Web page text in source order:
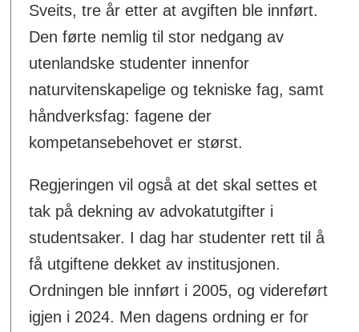
Sveits, tre år etter at avgiften ble innført.
Den førte nemlig til stor nedgang av
utenlandske studenter innenfor
naturvitenskapelige og tekniske fag, samt
håndverksfag: fagene der
kompetansebehovet er størst.
Regjeringen vil også at det skal settes et
tak på dekning av advokatutgifter i
studentsaker. I dag har studenter rett til å
få utgiftene dekket av institusjonen.
Ordningen ble innført i 2005, og videreført
igjen i 2024. Men dagens ordning er for